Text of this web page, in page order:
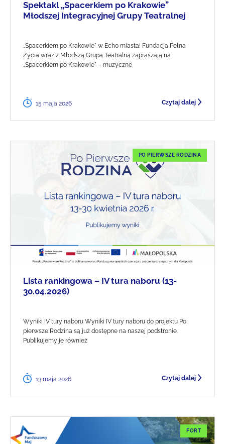
Spektakl „Spacerkiem po Krakowie”
Młodszej Integracyjnej Grupy Teatralnej
„Spacerkiem po Krakowie" w Echo miasta! Fundacja Pełna
Życia wraz z Młodszą Grupą Teatralną zapraszają na
„Spacerkiem po Krakowie" – muzyczne
15 maja 2026 Czytaj dalej
PO PIERWSZE RODZINA
Lista rankingowa – IV tura naboru (13-
30.04.2026)
Wyniki IV tury naboru Wyniki IV tury naboru do projektu Po
pierwsze Rodzina są już dostępne na naszej podstronie.
Publikujemy je również
13 maja 2026 Czytaj dalej
FORT